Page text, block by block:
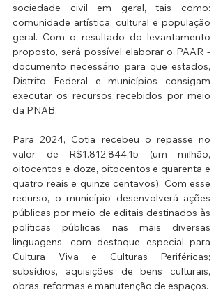
sociedade civil em geral, tais como:
comunidade artística, cultural e população
geral. Com o resultado do levantamento
proposto, será possível elaborar o PAAR -
documento necessário para que estados,
Distrito Federal e municípios consigam
executar os recursos recebidos por meio
da PNAB.
Para 2024, Cotia recebeu o repasse no
valor de R$1.812.844,15 (um milhão,
oitocentos e doze, oitocentos e quarenta e
quatro reais e quinze centavos). Com esse
recurso, o município desenvolverá ações
públicas por meio de editais destinados às
políticas públicas nas mais diversas
linguagens, com destaque especial para
Cultura Viva e Culturas Periféricas;
subsídios, aquisições de bens culturais,
obras, reformas e manutenção de espaços.